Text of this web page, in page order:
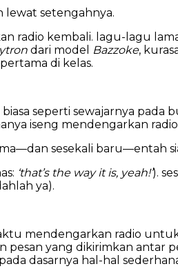
lewat setengahnya.
radio kembali. lagu-lagu
dari model Bazzoke,
di kelas.
seperti sewajarnya
iseng mendengarkan
sesekali baru—entah
‘that’s the way it is, yeah!’).
ya).
mendengarkan radio
pesan yang dikirimkan antar
dasarnya hal-hal